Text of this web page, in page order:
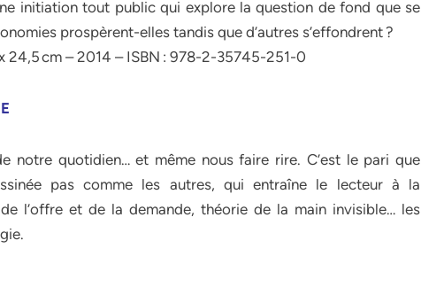
initiation tout public qui explore la question de fond que se
prospèrent-elles tandis que d’autres s’effondrent ?
24,5 cm – 2014 – ISBN : 978-2-35745-251-0
notre quotidien… et même nous faire rire. C’est le pari que
pas comme les autres, qui entraîne le lecteur à la
l’offre et de la demande, théorie de la main invisible… les